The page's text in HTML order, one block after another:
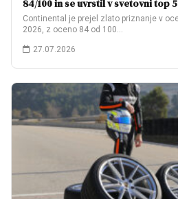
84/100 in se uvrstil v svetovni top
Continental je prejel zlato priznanje v
2026, z oceno 84 od 100…
27.07.2026